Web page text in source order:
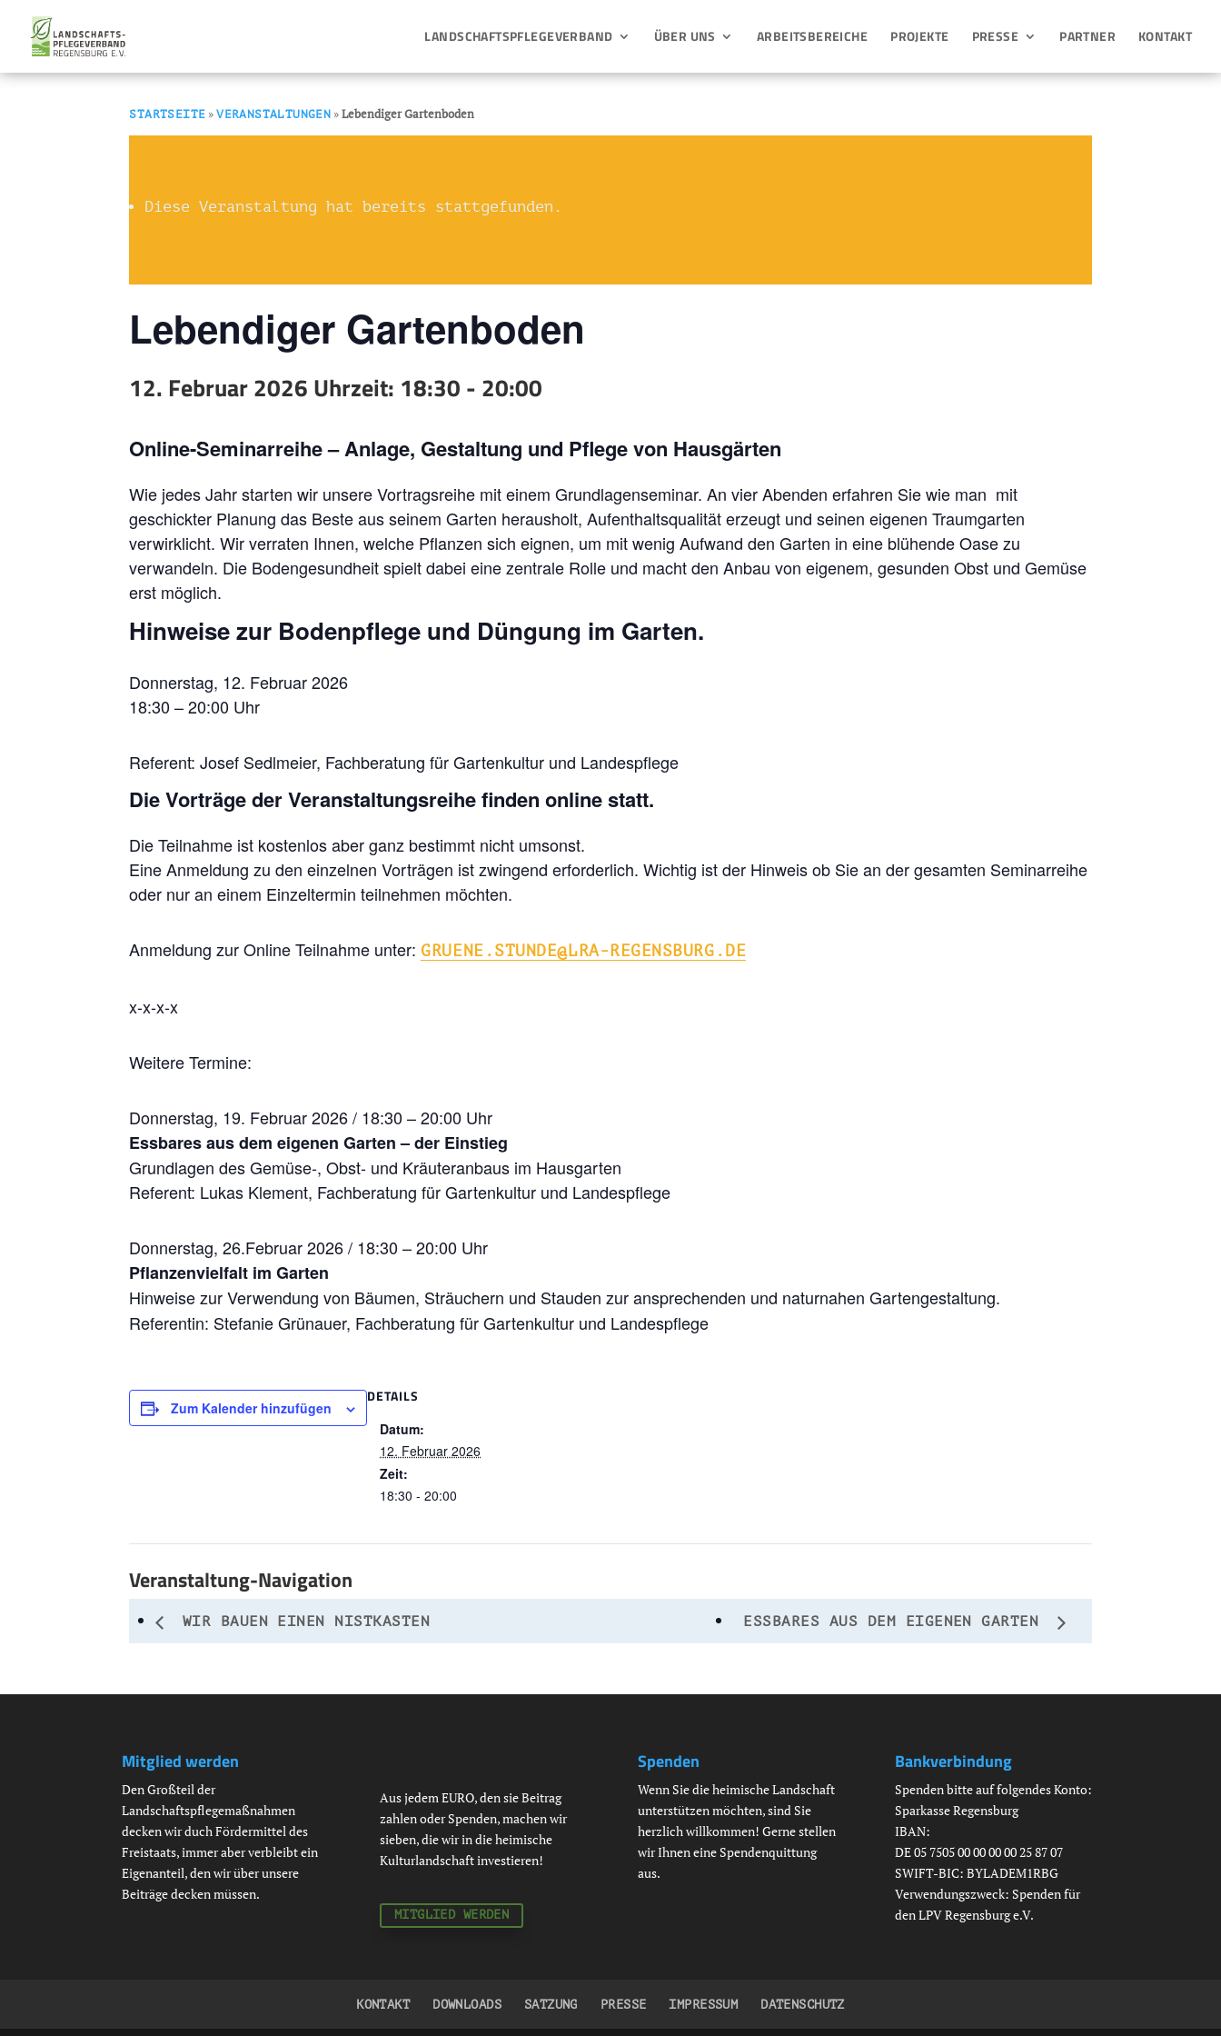
LANDSCHAFTSPFLEGEVERBAND ÜBER UNS ARBEITSBEREICHE PROJEKTE PRESSE PARTNER KONTAKT
STARTSEITE »VERANSTALTUNGEN »Lebendiger Gartenboden
Diese Veranstaltung hat bereits stattgefunden.
Lebendiger Gartenboden
12. Februar 2026 Uhrzeit: 18:30 - 20:00
Online-Seminarreihe – Anlage, Gestaltung und Pflege von Hausgärten
Wie jedes Jahr starten wir unsere Vortragsreihe mit einem Grundlagenseminar. An vier Abenden erfahren Sie wie man mit
geschickter Planung das Beste aus seinem Garten herausholt, Aufenthaltsqualität erzeugt und seinen eigenen Traumgarten
verwirklicht. Wir verraten Ihnen, welche Pflanzen sich eignen, um mit wenig Aufwand den Garten in eine blühende Oase zu
verwandeln. Die Bodengesundheit spielt dabei eine zentrale Rolle und macht den Anbau von eigenem, gesunden Obst und Gemüse
erst möglich.
Hinweise zur Bodenpflege und Düngung im Garten.
Donnerstag, 12. Februar 2026
18:30 – 20:00 Uhr
Referent: Josef Sedlmeier, Fachberatung für Gartenkultur und Landespflege
Die Vorträge der Veranstaltungsreihe finden online statt.
Die Teilnahme ist kostenlos aber ganz bestimmt nicht umsonst.
Eine Anmeldung zu den einzelnen Vorträgen ist zwingend erforderlich. Wichtig ist der Hinweis ob Sie an der gesamten Seminarreihe
oder nur an einem Einzeltermin teilnehmen möchten.
Anmeldung zur Online Teilnahme unter: GRUENE.STUNDE@LRA-REGENSBURG.DE
x-x-x-x
Weitere Termine:
Donnerstag, 19. Februar 2026 / 18:30 – 20:00 Uhr
Essbares aus dem eigenen Garten – der Einstieg
Grundlagen des Gemüse-, Obst- und Kräuteranbaus im Hausgarten
Referent: Lukas Klement, Fachberatung für Gartenkultur und Landespflege
Donnerstag, 26.Februar 2026 / 18:30 – 20:00 Uhr
Pflanzenvielfalt im Garten
Hinweise zur Verwendung von Bäumen, Sträuchern und Stauden zur ansprechenden und naturnahen Gartengestaltung.
Referentin: Stefanie Grünauer, Fachberatung für Gartenkultur und Landespflege
Zum Kalender hinzufügen
DETAILS
Datum:
12. Februar 2026
Zeit:
18:30 - 20:00
Veranstaltung-Navigation
WIR BAUEN EINEN NISTKASTEN ESSBARES AUS DEM EIGENEN GARTEN
Mitglied werden
Den Großteil der
Landschaftspflegemaßnahmen
decken wir duch Fördermittel des
Freistaats, immer aber verbleibt ein
Eigenanteil, den wir über unsere
Beiträge decken müssen.
Aus jedem EURO, den sie Beitrag
zahlen oder Spenden, machen wir
sieben, die wir in die heimische
Kulturlandschaft investieren!
MITGLIED WERDEN
Spenden
Wenn Sie die heimische Landschaft
unterstützen möchten, sind Sie
herzlich willkommen! Gerne stellen
wir Ihnen eine Spendenquittung
aus.
Bankverbindung
Spenden bitte auf folgendes Konto:
Sparkasse Regensburg
IBAN:
DE 05 7505 00 00 00 00 25 87 07
SWIFT-BIC: BYLADEM1RBG
Verwendungszweck: Spenden für
den LPV Regensburg e.V.
KONTAKT DOWNLOADS SATZUNG PRESSE IMPRESSUM DATENSCHUTZ